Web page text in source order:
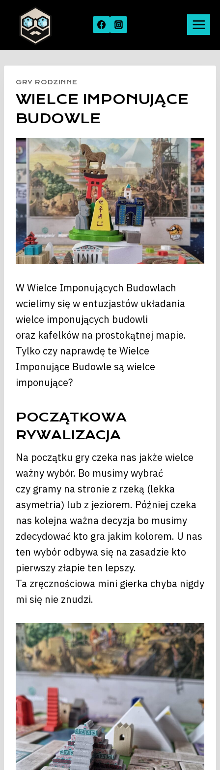
content
GRY RODZINNE
WIELCE IMPONUJĄCE
BUDOWLE
W Wielce Imponujących Budowlach
wcielimy się w entuzjastów układania
wielce imponujących budowli
oraz kafelków na prostokątnej mapie.
Tylko czy naprawdę te Wielce
Imponujące Budowle są wielce
imponujące?
POCZĄTKOWA
RYWALIZACJA
Na początku gry czeka nas jakże wielce
ważny wybór. Bo musimy wybrać
czy gramy na stronie z rzeką (lekka
asymetria) lub z jeziorem. Później czeka
nas kolejna ważna decyzja bo musimy
zdecydować kto gra jakim kolorem. U nas
ten wybór odbywa się na zasadzie kto
pierwszy złapie ten lepszy.
Ta zręcznościowa mini gierka chyba nigdy
mi się nie znudzi.